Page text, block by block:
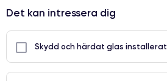
⭐ Premium
● Oklanderlig kvalitetsskärm
Det kan intressera dig
Skydd och härdat glas installerat